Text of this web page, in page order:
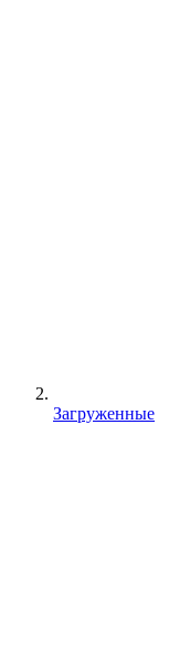
Загруженные